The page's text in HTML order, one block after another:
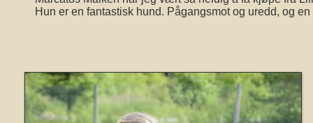
Hun er en fantastisk hund. Pågangsmot og uredd, og